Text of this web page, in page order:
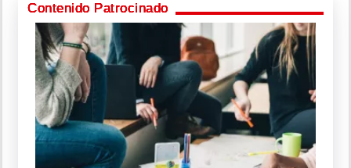
Contenido Patrocinado